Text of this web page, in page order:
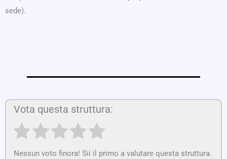
sede).
Vota questa struttura:
Nessun voto finora! Sii il primo a valutare questa struttura.